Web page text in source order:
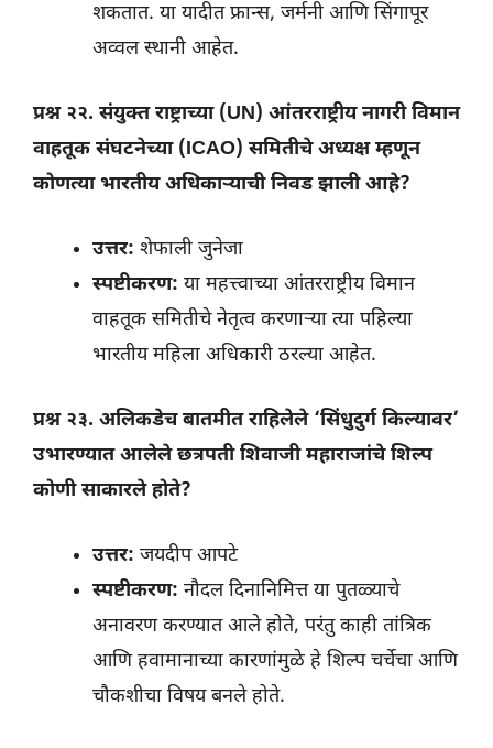
शकतात. या यादीत फ्रान्स, जर्मनी आणि सिंगापूर
अव्वल स्थानी आहेत.
प्रश्न २२. संयुक्त राष्ट्राच्या (UN) आंतरराष्ट्रीय नागरी विमान
वाहतूक संघटनेच्या (ICAO) समितीचे अध्यक्ष म्हणून
कोणत्या भारतीय अधिकाऱ्याची निवड झाली आहे?
उत्तर: शेफाली जुनेजा
स्पष्टीकरण: या महत्त्वाच्या आंतरराष्ट्रीय विमान
वाहतूक समितीचे नेतृत्व करणाऱ्या त्या पहिल्या
भारतीय महिला अधिकारी ठरल्या आहेत.
प्रश्न २३. अलिकडेच बातमीत राहिलेले ‘सिंधुदुर्ग किल्यावर’
उभारण्यात आलेले छत्रपती शिवाजी महाराजांचे शिल्प
कोणी साकारले होते?
उत्तर: जयदीप आपटे
स्पष्टीकरण: नौदल दिनानिमित्त या पुतळ्याचे
अनावरण करण्यात आले होते, परंतु काही तांत्रिक
आणि हवामानाच्या कारणांमुळे हे शिल्प चर्चेचा आणि
चौकशीचा विषय बनले होते.